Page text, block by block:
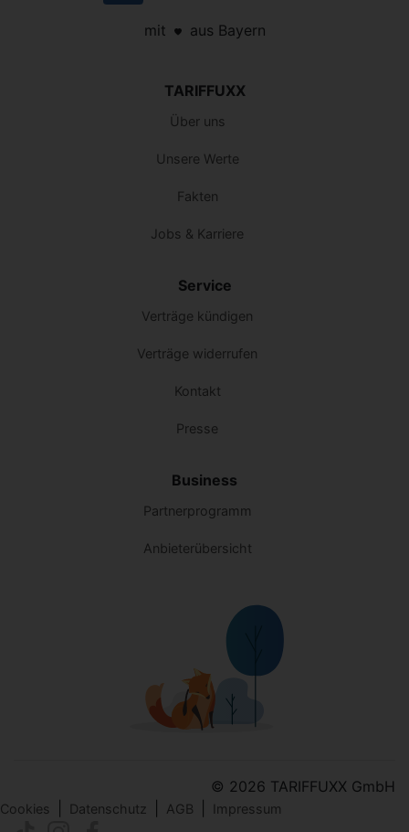
mit aus Bayern
TARIFFUXX
Über uns
Unsere Werte
Fakten
Jobs & Karriere
Service
Verträge kündigen
Verträge widerrufen
Kontakt
Presse
Business
Partnerprogramm
Anbieterübersicht
© 2026 TARIFFUXX GmbH
Cookies Datenschutz AGB Impressum